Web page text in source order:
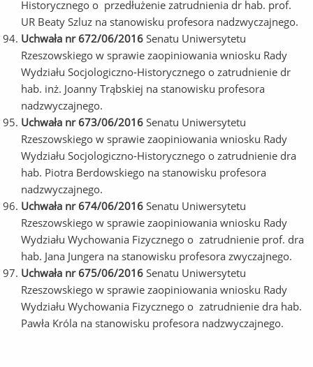
Historycznego o przedłużenie zatrudnienia dr hab. prof.
UR Beaty Szluz na stanowisku profesora nadzwyczajnego.
Uchwała nr 672/06/2016 Senatu Uniwersytetu
Rzeszowskiego w sprawie zaopiniowania wniosku Rady
Wydziału Socjologiczno-Historycznego o zatrudnienie dr
hab. inż. Joanny Trąbskiej na stanowisku profesora
nadzwyczajnego.
Uchwała nr 673/06/2016 Senatu Uniwersytetu
Rzeszowskiego w sprawie zaopiniowania wniosku Rady
Wydziału Socjologiczno-Historycznego o zatrudnienie dra
hab. Piotra Berdowskiego na stanowisku profesora
nadzwyczajnego.
Uchwała nr 674/06/2016 Senatu Uniwersytetu
Rzeszowskiego w sprawie zaopiniowania wniosku Rady
Wydziału Wychowania Fizycznego o zatrudnienie prof. dra
hab. Jana Jungera na stanowisku profesora zwyczajnego.
Uchwała nr 675/06/2016 Senatu Uniwersytetu
Rzeszowskiego w sprawie zaopiniowania wniosku Rady
Wydziału Wychowania Fizycznego o zatrudnienie dra hab.
Pawła Króla na stanowisku profesora nadzwyczajnego.